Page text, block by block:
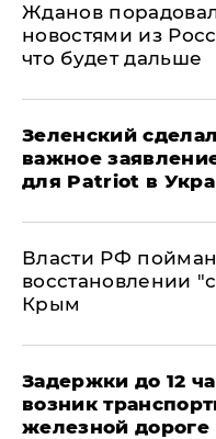
Жданов
новостями из
что будет дальше
Зеленский
важное
для Patriot в
Власти РФ
восстановлении
Крым
Задержки до 12
возник
железной дороге